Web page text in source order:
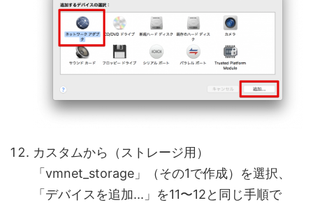
カスタムから（ストレージ用）
「vmnet_storage」（その1で作成）を選択、
「デバイスを追加...」を11〜12と同じ手順で